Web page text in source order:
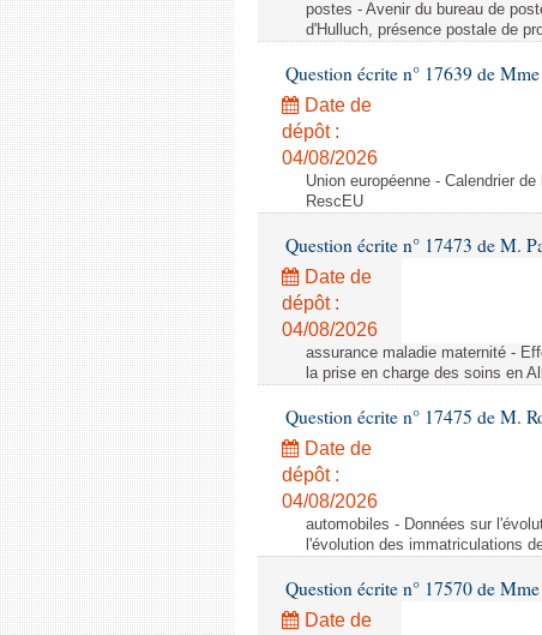
postes - Avenir du bureau de
d'Hulluch, présence postale de
Question écrite n° 17639 de
Date de
dépôt :
04/08/2026
Union européenne - Calendrier
RescEU
Question écrite n° 17473 de M.
Date de
dépôt :
04/08/2026
assurance maladie maternité -
la prise en charge des soins en
Question écrite n° 17475 de M.
Date de
dépôt :
04/08/2026
automobiles - Données sur
l'évolution des immatriculations
Question écrite n° 17570 de
Date de